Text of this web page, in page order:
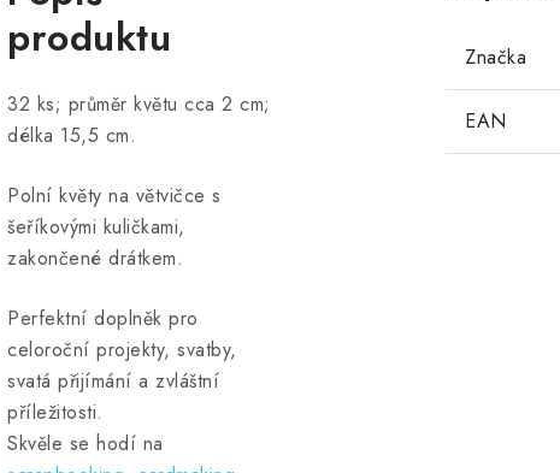
produktu
32 ks; průměr květu cca 2 cm;
délka 15,5 cm.
Polní květy na větvičce s
šeříkovými kuličkami,
zakončené drátkem.
Perfektní doplněk pro
celoroční projekty, svatby,
svatá přijímání a zvláštní
příležitosti.
Skvěle se hodí na
Značka
EAN